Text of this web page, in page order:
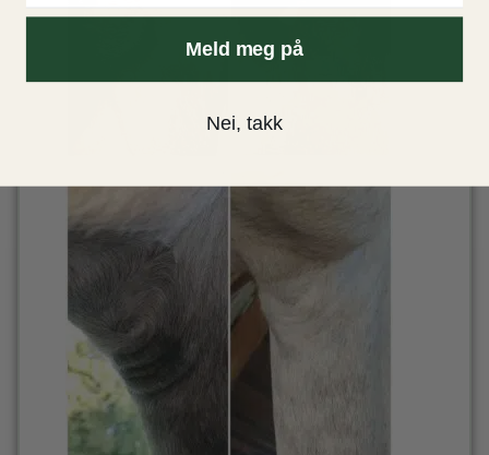
Meld meg på
Nei, takk